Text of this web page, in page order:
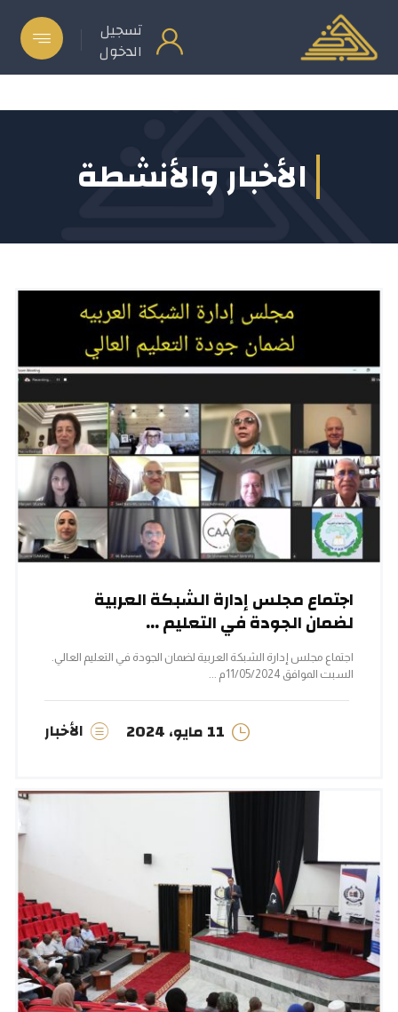
تسجيل
الدخول
الأخبار والأنشطة
اجتماع مجلس إدارة الشبكة العربية
لضمان الجودة في التعليم ...
اجتماع مجلس إدارة الشبكة العربية لضمان الجودة في التعليم العالي.
السبت الموافق 11/05/2024م ...
11 مايو، 2024 الأخبار